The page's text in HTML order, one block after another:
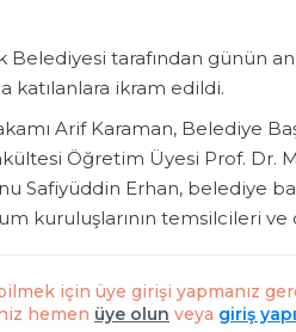
Belediyesi tarafından günün
katılanlara ikram edildi.
Arif Karaman, Belediye
Öğretim Üyesi Prof. Dr.
Safiyüddin Erhan, belediye
kuruluşlarının temsilcileri ve
için üye girişi yapmanız
hemen üye olun veya giriş